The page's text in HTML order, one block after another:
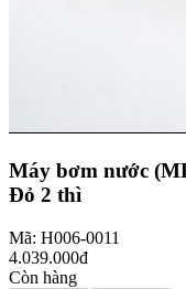
Máy bơm nước
Đỏ 2 thì
Mã: H006-0011
4.039.000đ
Còn hàng